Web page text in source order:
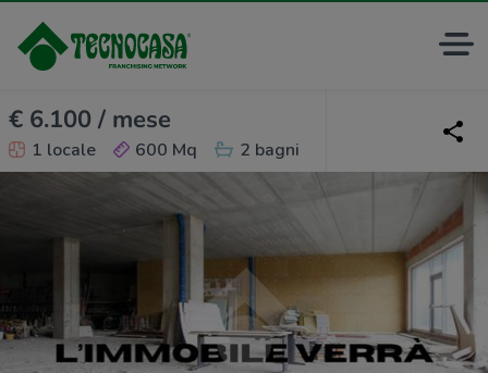
€ 6.100 / mese
1 locale 600 Mq 2 bagni